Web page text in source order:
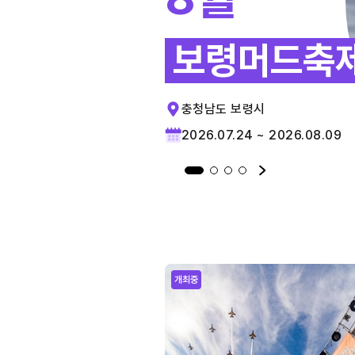
보령머드축
충청남도 보령시
2026.07.24 ~ 2026.08.09
개최중